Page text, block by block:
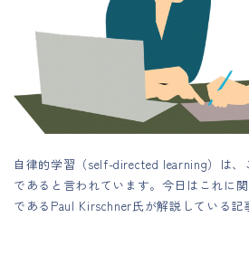
自律的学習（self-directed learning）は、
であると言われています。今日はこれに
であるPaul Kirschner氏が解説している記